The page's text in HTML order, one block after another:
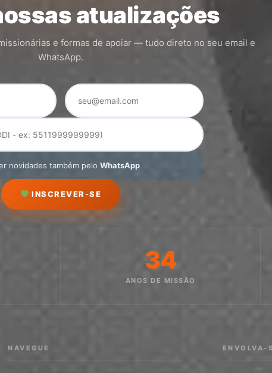
atualizações
e formas de apoiar — tudo direto no seu email e
WhatsApp.
novidades também pelo WhatsApp
INSCREVER-SE
34
ANOS DE MISSÃO
NAVEGUE ENVOLVA-